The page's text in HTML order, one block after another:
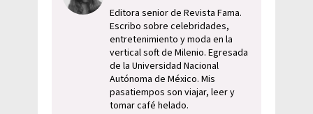
Editora senior de Revista Fama.
Escribo sobre celebridades,
entretenimiento y moda en la
vertical soft de Milenio. Egresada
de la Universidad Nacional
Autónoma de México. Mis
pasatiempos son viajar, leer y
tomar café helado.